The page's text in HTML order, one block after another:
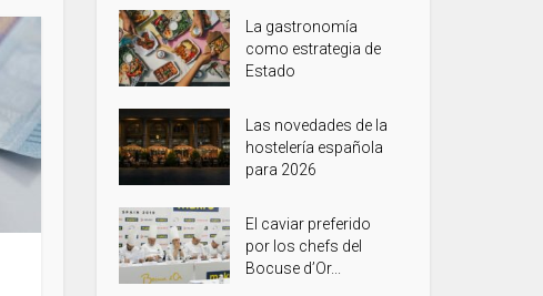
La gastronomía
como estrategia de
Estado
Las novedades de la
hostelería española
para 2026
El caviar preferido
por los chefs del
Bocuse d’Or...